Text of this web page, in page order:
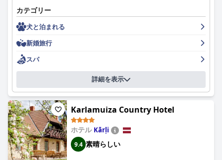
ビジネスで旅行する人は、信頼できるWi-Fiと朝食で、ホテルが適
していると感じています。ただし、専用のビジネスセンターはあ
りません。ヴィンテージの装飾と歴史的なタッチを備えたホテル
のブティックな魅力は、シックで居心地の良い隠れ家を探してい
る人にアピールします。
最後に、ホテル ユストゥスは、その魅力的な装飾、親密な雰囲
気、そして豊かな歴史を持つ建物で、ロマンチックな隠れ家とし
て賞賛されています。中心部のロケーション、魅力的な装飾、そ
して魅力的な雰囲気が組み合わさることで、カップルにとって魅
力的な選択肢となっています。
要約すると、ホテル ユストゥスは、ロケーション、清潔さ、スタ
ッフ、そしてブティックの魅力において強みを発揮し、快適で魅
力的な雰囲気を提供しており、リガを訪れる様々なタイプの旅行
者におすすめです。
ています。客室はモダンでスタイリッシュですが、バスルームの
サイズが特に問題で、狭いと感じる宿泊客もいます。ホテルの清
潔さについては、清潔で手入れが行き届いていると評価する人も
いれば、清潔さの基準が低いと感じる人もおり、評価が分かれて
います。スタッフについては、親切でフレンドリーだと評価する
人もいれば、非友好的またはプロ意識に欠ける行動を報告する人
もおり、様々な意見があります。スパ施設は素晴らしいですが、
追加料金がかかり、混雑することがあります。駐車場について
は、駐車場の場所を評価する人もいれば、料金が高いと批判する
人もおり、評価が分かれています。ベッドについても、不快でう
るさいと感じる人もいれば、快適で心地よいと感じる人もおり、
評価が分かれています。全体的に、 ウェルトン セントラム ホテ
ル ＆ スパ (Wellton Centrum Hotel & SPA)
ションとスタイリッシュな外観を提供しており、同カテゴリーの
中で人気の高いホテルです。
カテゴリー
犬と泊まれる
新婚旅行
スパ
詳細を表示
Karlamuiza Country Hotel
ホテル Kārļi
9.4 素晴らしい